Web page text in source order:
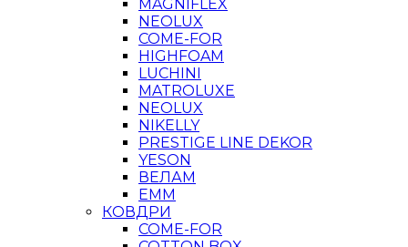
MAGNIFLEX
NEOLUX
COME-FOR
HIGHFOAM
LUCHINI
MATROLUXE
NEOLUX
NIKELLY
PRESTIGE LINE DEKOR
YESON
ВЕЛАМ
ЕММ
КОВДРИ
COME-FOR